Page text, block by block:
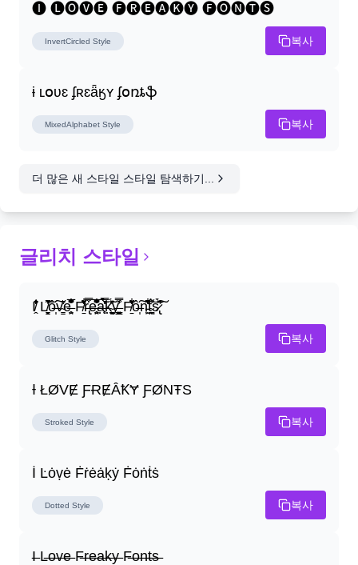
🅘 🅛🅞🅥🅔 🅕🅡🅔🅐🅚🅨 🅕🅞🅝🅣🅢
InvertCircled Style 복사
ɨ ʟօʋɛ ʄʀɛǟӄʏ ʄօռȶֆ
MixedAlphabet Style 복사
더 많은 새 스타일 스타일 탐색하기...
글리치 스타일
I̸̭̍̄̂̐̒̾̔ L̸̘̳̞̋̓̏̍͐͝ô̶̩͠v̴̳̔̈͛e̶̤̹̼̥͋͆̂̅͊̽͂ F̸̱̈̌͋̍̒̽r̶̢̅͒̿͒e̶̤̹̼̥͋͆̂̅͊̽͂a̶̛̜̥̜̣̔̓̉̿̌̃̀̅k̴͈͕̮͉̫̮̣̃̽̈́̔̎y̶̬͓͍͇̰͚͑̿̓͌ F̸̱̈̌͋̍̒̽ô̶̩͠n̵̫͖͛͗̓̏̌͋̏̔̋t̴̘̪̦͌́̍͝s̷̢̛̀̃̆́̽͘͠
Glitch Style 복사
Ɨ ŁØVɆ ƑɌɆȂꝀɎ ƑØNŦS
Stroked Style 복사
İ Ŀȯṿė Ḟṙėȧḳẏ Ḟȯṅṫṡ
Dotted Style 복사
I̶ L̶o̶v̶e̶ F̶r̶e̶a̶k̶y̶ F̶o̶n̶t̶s̶